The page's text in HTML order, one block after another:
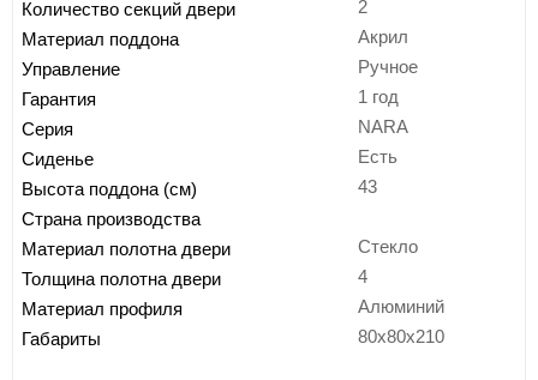
Количество секций двери 2
Материал поддона Акрил
Управление Ручное
Гарантия 1 год
Серия NARA
Сиденье Есть
Высота поддона (см) 43
Страна производства
Материал полотна двери
Стекло
Толщина полотна двери 4
Материал профиля Алюминий
Габариты 80x80x210